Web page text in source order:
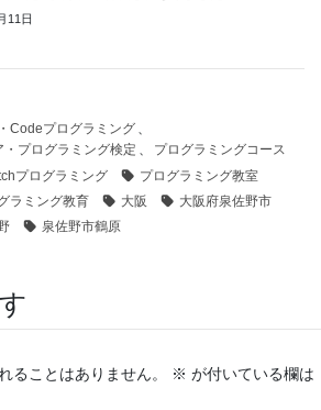
11日
Codeプログラミング 、
・プログラミング検定 、 プログラミングコース
プログラミング
プログラミング教室
ラミング教育
大阪
大阪府泉佐野市
泉佐野市鶴原
ることはありません。 ※ が付いている欄は